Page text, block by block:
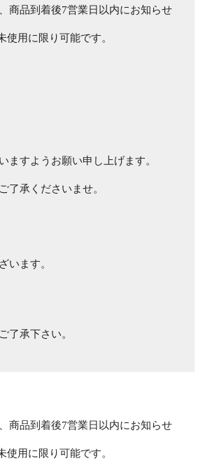
商品到着後7営業日以内にお知らせ
用に限り可能です。
すようお願い申し上げます。
了承くださいませ。
います。
了承下さい。
商品到着後7営業日以内にお知らせ
用に限り可能です。